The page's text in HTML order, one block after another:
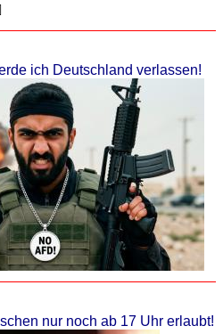
ich Deutschland verlassen!
nur noch ab 17 Uhr erlaubt!